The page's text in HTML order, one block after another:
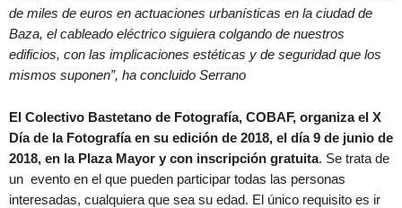
de miles de euros en actuaciones urbanísticas en la ciudad de
Baza, el cableado eléctrico siguiera colgando de nuestros
edificios, con las implicaciones estéticas y de seguridad que los
mismos suponen”, ha concluido Serrano
El Colectivo Bastetano de Fotografía, COBAF, organiza el X
Día de la Fotografía en su edición de 2018, el día 9 de junio de
2018, en la Plaza Mayor y con inscripción gratuita. Se trata de
un evento en el que pueden participar todas las personas
interesadas, cualquiera que sea su edad. El único requisito es ir